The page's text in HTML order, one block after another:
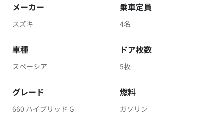
メーカー
スズキ
乗車定員
4名
車種
スペーシア
ドア枚数
5枚
グレード
660 ハイブリッド G
燃料
ガソリン